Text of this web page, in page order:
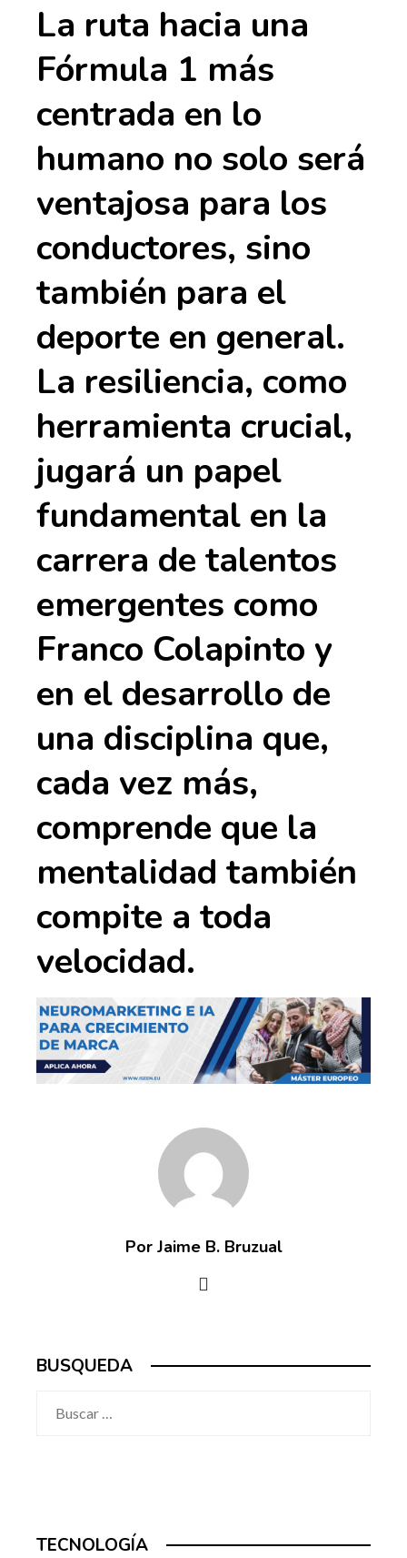
La ruta hacia una
Fórmula 1 más
centrada en lo
humano no solo será
ventajosa para los
conductores, sino
también para el
deporte en general.
La resiliencia, como
herramienta crucial,
jugará un papel
fundamental en la
carrera de talentos
emergentes como
Franco Colapinto y
en el desarrollo de
una disciplina que,
cada vez más,
comprende que la
mentalidad también
compite a toda
velocidad.
Por Jaime B. Bruzual
BUSQUEDA
TECNOLOGÍA